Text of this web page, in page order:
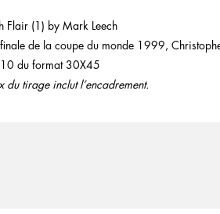
Flair (1) by Mark Leech
finale de la coupe du monde 1999,
du format 30X45
du tirage inclut l’encadrement.